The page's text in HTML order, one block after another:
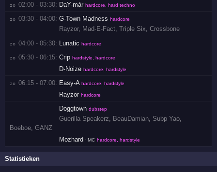
zo 02:00 - 03:30: DaY-már hardcore, hard techno
zo 03:30 - 04:00: G-Town Madness hardcore
Rayzor, Mad-E-Fact,Triple Six,Crossbone
zo 04:00 - 05:30: Lunatic hardcore
zo 05:30 - 06:15: Crip hardstyle, hardcore
D-Noize hardcore, hardstyle
zo 06:15 - 07:00: Easy-A hardcore, hardstyle
Rayzor hardcore
Doggtown dubstep
Guerilla Speakerz, BeauDamian, Subp Yao,
Boeboe,GANZ
Mozhard · MC hardcore, hardstyle
Statistieken